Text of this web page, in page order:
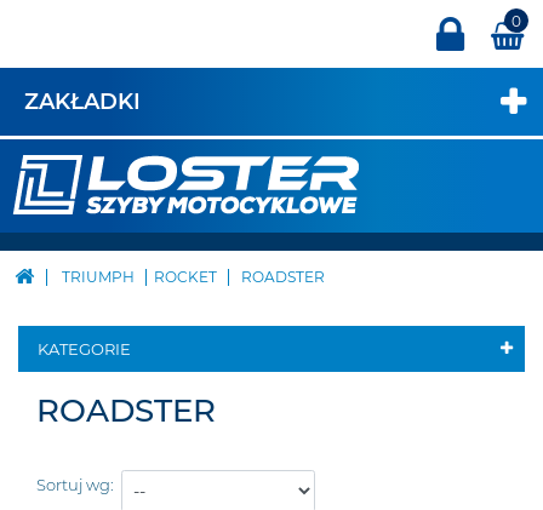
0
ZAKŁADKI
TRIUMPH ROCKET ROADSTER
KATEGORIE
ROADSTER
Sortuj wg: